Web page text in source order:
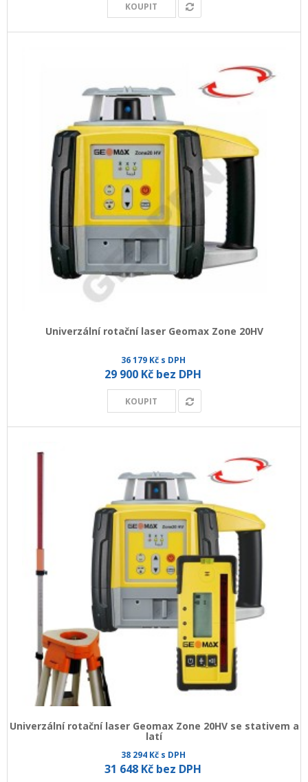
KOUPIT
Univerzální rotační laser Geomax Zone 20HV
36 179 Kč s DPH
29 900 Kč bez DPH
KOUPIT
Univerzální rotační laser Geomax Zone 20HV se stativem a
latí
38 294 Kč s DPH
31 648 Kč bez DPH